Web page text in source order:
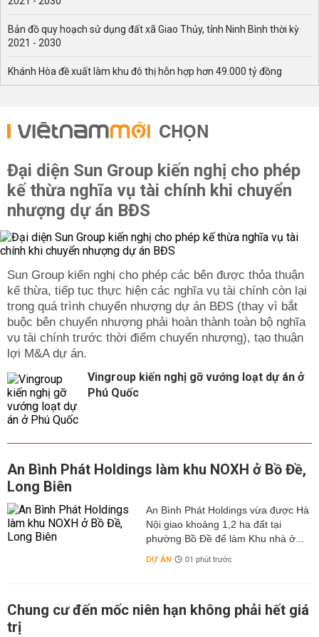
Bản đồ quy hoạch sử dụng đất xã Giao Thủy, tỉnh Ninh Bình thời kỳ
2021 - 2030
Khánh Hòa đề xuất làm khu đô thị hỗn hợp hơn 49.000 tỷ đồng
CHỌN
Đại diện Sun Group kiến nghị cho phép
kế thừa nghĩa vụ tài chính khi chuyển
nhượng dự án BĐS
Sun Group kiến nghị cho phép các bên được thỏa thuận
kế thừa, tiếp tục thực hiện các nghĩa vụ tài chính còn lại
trong quá trình chuyển nhượng dự án BĐS (thay vì bắt
buộc bên chuyển nhượng phải hoàn thành toàn bộ nghĩa
vụ tài chính trước thời điểm chuyển nhượng), tạo thuận
lợi M&A dự án.
Vingroup kiến nghị gỡ vướng loạt dự án ở
Phú Quốc
An Bình Phát Holdings làm khu NOXH ở Bồ Đề,
Long Biên
An Bình Phát Holdings vừa được Hà
Nội giao khoảng 1,2 ha đất tại
phường Bồ Đề để làm Khu nhà ở...
DỰ ÁN 01 phút trước
Chung cư đến mốc niên hạn không phải hết giá
trị